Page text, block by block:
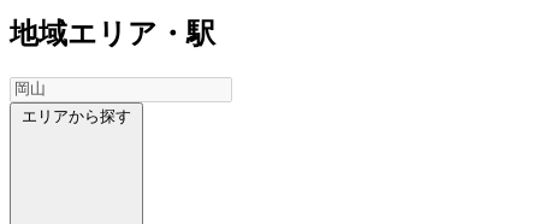
地域エリア・駅
エリアから探す